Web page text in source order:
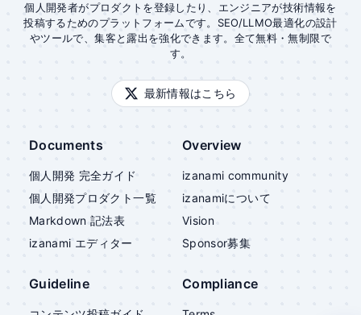
個人開発者がプロダクトを登録したり、エンジニアが技術情報を
投稿するためのプラットフォームです。SEO/LLMO最適化の設計
やツールで、集客と露出を強化できます。全て無料・無制限で
す。
最新情報はこちら
Documents
個人開発 完全ガイド
個人開発プロダクト一覧
Markdown 記法表
izanami エディター
Overview
izanami community
izanamiについて
Vision
Sponsor募集
Guideline Compliance